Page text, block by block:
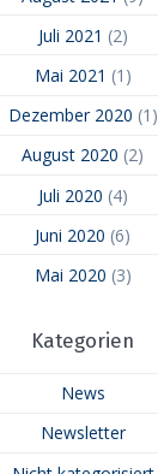
Juli 2021 (2)
Mai 2021 (1)
Dezember 2020 (1)
August 2020 (2)
Juli 2020 (4)
Juni 2020 (6)
Mai 2020 (3)
Kategorien
News
Newsletter